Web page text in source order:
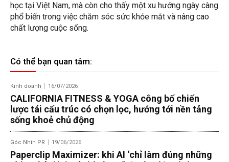
học tại Việt Nam, mà còn cho thấy một xu hướng ngày càng
phổ biến trong việc chăm sóc sức khỏe mắt và nâng cao
chất lượng cuộc sống.
Có thể bạn quan tâm:
Kinh doanh 16/07/2026
CALIFORNIA FITNESS & YOGA công bố chiến
lược tái cấu trúc có chọn lọc, hướng tới nền tảng
sống khoẻ chủ động
Góc Nhìn PR 19/06/2026
Paperclip Maximizer: khi AI ‘chỉ làm đúng những